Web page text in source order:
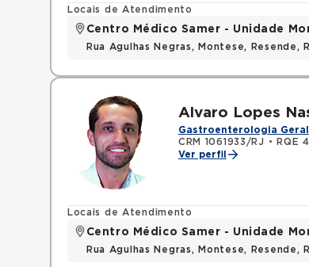
Locais de Atendimento
Centro Médico Samer - Unidade
Rua Agulhas Negras, Montese, Resende,
Alvaro Lopes
Gastroenterologia Geral
CRM 1061933/RJ •
RQE
Ver perfil
Locais de Atendimento
Centro Médico Samer - Unidade
Rua Agulhas Negras, Montese, Resende,